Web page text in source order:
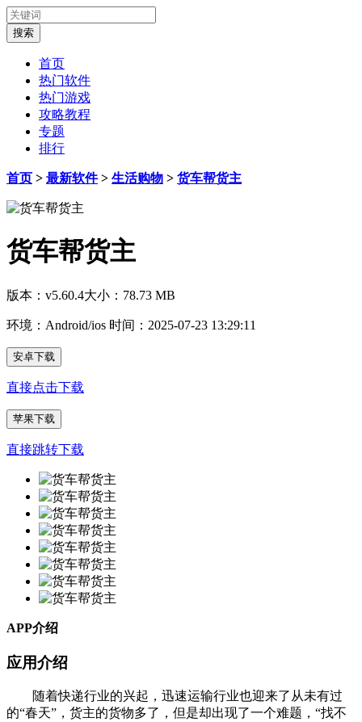
首页
热门软件
热门游戏
攻略教程
专题
排行
首页 > 最新软件> 生活购物 > 货车帮货主
货车帮货主
版本：v5.60.4大小：78.73 MB
环境：Android/ios 时间：2025-07-23 13:29:11
安卓下载
直接点击下载
苹果下载
直接跳转下载
APP介绍
应用介绍
随着快递行业的兴起，迅速运输行业也迎来了从未有过
的“春天”，货主的货物多了，但是却出现了一个难题，“找不